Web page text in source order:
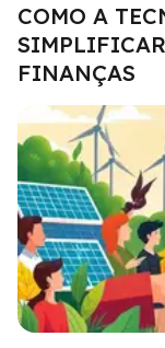
COMO A
FINANÇAS